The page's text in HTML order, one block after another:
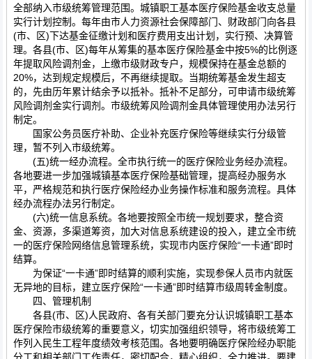
全部纳入市级统筹管理范围。城镇职工基本医疗保险基金收支总量
实行计划控制。每年由市人力资源社会保障部门、财政部门向各县
(市、区)下达基金征缴计划和医疗费用支出计划，实行预、决算管
理。各县(市、区)每年从筹集的基本医疗保险基金中按5%的比例逐
年提取风险调剂金，上缴市级财政专户，规模保持在基金总额的
20%，达到规定规模后，不再继续提取。当期统筹基金发生超支
的，先由历年累计结余予以抵补。抵补不足部分，可申请市级统筹
风险调剂金实行调剂。市级统筹风险调剂金具体管理使用办法另行
制定。
国家公务员医疗补助、企业补充医疗保险等继续实行分级管
理，暂不列入市级统筹。
(五)统一经办流程。全市执行统一的医疗保险业务经办流程。
各地要进一步加强城镇基本医疗保险基础管理，提高经办服务水
平，严格规范和执行医疗保险经办业务操作标准和服务流程。具体
经办流程办法另行制定。
(六)统一信息系统。各地要按照全市统一规划要求，整合资
金、资源，多渠道筹资，加大对信息系统建设的投入，建立全市统
一的医疗保险网络信息管理系统，实现市内医疗保险“一卡通”即时
结算。
为保证“一卡通”即时结算的顺利实施，实现参保人员市内就医
无异地的目标，建立医疗保险“一卡通”即时结算市级周转金制度。
四、管理机制
各县(市、区)人民政府、各有关部门要充分认识城镇职工基本
医疗保险市级统筹的重要意义，切实加强组织领导，将市级统筹工
作列入民生工程年度绩效考核范围。各地要明确医疗保险经办职能